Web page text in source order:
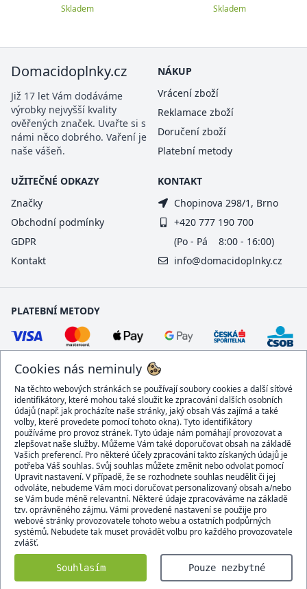
Skladem Skladem
Cookies nás neminuly
Na těchto webových stránkách se používají soubory cookies a další síťové
identifikátory, které mohou také sloužit ke zpracování dalších osobních
údajů (např. jak procházíte naše stránky, jaký obsah Vás zajímá a také
volby, které provedete pomocí tohoto okna). Tyto identifikátory
používáme pro provoz stránek. Tyto údaje nám pomáhají provozovat a
zlepšovat naše služby. Můžeme Vám také doporučovat obsah na základě
Vašich preferencí. Pro některé účely zpracování takto získaných údajů je
potřeba Váš souhlas. Svůj souhlas můžete změnit nebo odvolat pomocí
Upravit nastavení. V případě, že se rozhodnete souhlas neudělit či jej
odvoláte, nebudeme Vám moci doručovat personalizovaný obsah a/nebo
se Vám bude méně relevantní. Některé údaje zpracováváme na základě
tzv. oprávněného zájmu. Vámi provedené nastavení se použije pro
webové stránky provozovatele tohoto webu a ostatních podpůrných
systémů. Nebudete tak muset provádět volbu pro každého provozovatele
zvlášť.
Souhlasím Pouze nezbytné
Domacidoplnky.cz
Již 17 let Vám dodáváme
výrobky nejvyšší kvality
ověřených značek. Uvařte si s
námi něco dobrého. Vaření je
naše vášeň.
NÁKUP
Vrácení zboží
Reklamace zboží
Doručení zboží
Platební metody
UŽITEČNÉ ODKAZY
Značky
Obchodní podmínky
GDPR
Kontakt
KONTAKT
Chopinova 298/1, Brno
+420 777 190 700
(Po - Pá 8:00 - 16:00)
info@domacidoplnky.cz
PLATEBNÍ METODY
DOPRAVCI
BEZPEČNÝ OBCHOD
Domacidoplnky.cz © 2007 - 2026
Všechna práva vyhrazena.